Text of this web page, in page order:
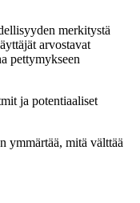
merkitystä
arvostavat
pettymykseen
ja potentiaaliset
ymmärtää, mitä välttää